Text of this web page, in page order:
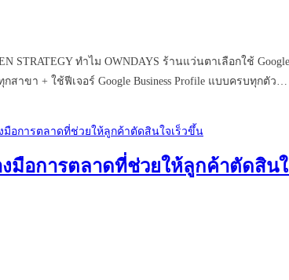
STRATEGY ทำไม OWNDAYS ร้านแว่นตาเลือกใช้
าขา + ใช้ฟีเจอร์ Google Business Profile แบบครบทุกตัว…
มือการตลาดที่ช่วยให้ลูกค้าตัดสิน